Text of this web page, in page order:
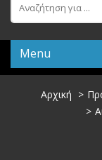
Menu
Αρχική